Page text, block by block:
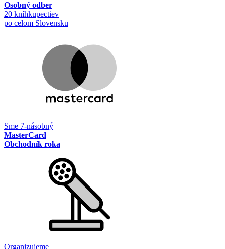
Osobný odber
20 kníhkupectiev
po celom Slovensku
Sme 7-násobný
MasterCard
Obchodník roka
Organizujeme